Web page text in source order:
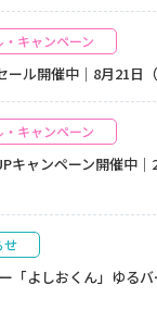
・キャンペーン
ール開催中｜8月21日
・キャンペーン
ャンペーン開催中｜
せ
「よしおくん」ゆる